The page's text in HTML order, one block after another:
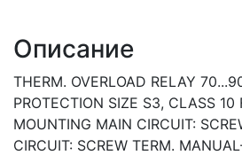
Описание
THERM. OVERLOAD RELAY
PROTECTION SIZE S3, CLASS 10
MOUNTING MAIN CIRCUIT:
CIRCUIT: SCREW TERM.